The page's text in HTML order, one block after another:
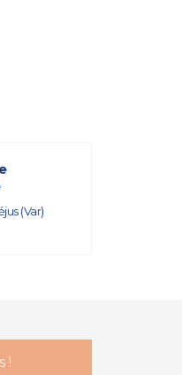
(Var)